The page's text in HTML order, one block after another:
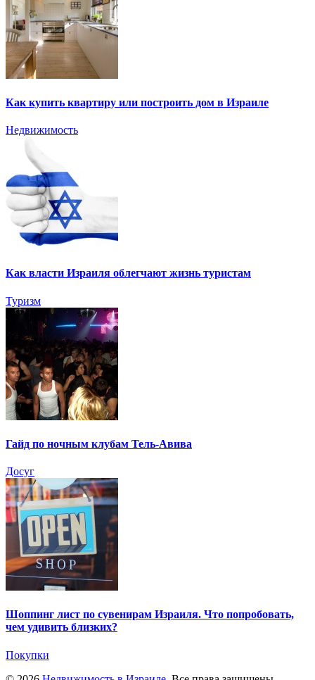
Как купить квартиру или построить дом в Израиле
Недвижимость
Как власти Израиля облегчают жизнь туристам
Туризм
Гайд по ночным клубам Тель-Авива
Досуг
Шоппинг лист по сувенирам Израиля. Что попробовать,
чем удивить близких?
Покупки